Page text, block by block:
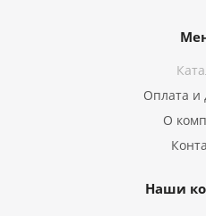
Оплата и
О
Наши